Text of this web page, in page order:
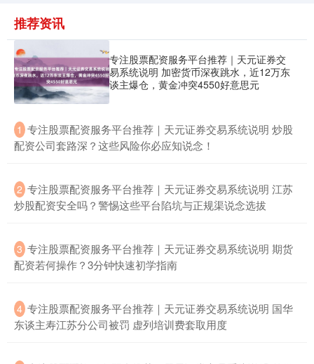
推荐资讯
专注股票配资服务平台推荐｜天元证券交
易系统说明 加密货币深夜跳水，近12万东
谈主爆仓，黄金冲突4550好意思元
1 ​专注股票配资服务平台推荐｜天元证券交易系统说明 炒股
配资公司套路深？这些风险你必应知说念！
2 ​专注股票配资服务平台推荐｜天元证券交易系统说明 江苏
炒股配资安全吗？警惕这些平台陷坑与正规渠说念选拔
3 ​专注股票配资服务平台推荐｜天元证券交易系统说明 期货
配资若何操作？3分钟快速初学指南
4 ​专注股票配资服务平台推荐｜天元证券交易系统说明 国华
东谈主寿江苏分公司被罚 虚列培训费套取用度